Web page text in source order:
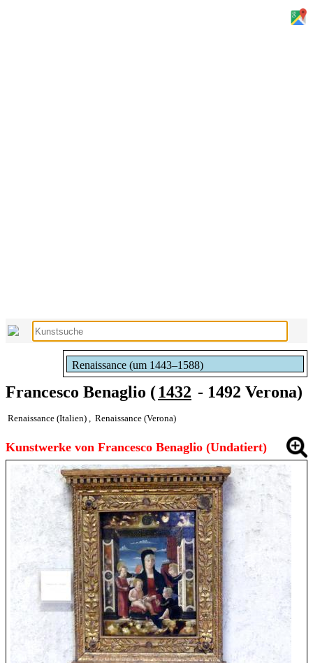
Renaissance (um 1443–1588)
Francesco Benaglio (1432 - 1492 Verona)
Renaissance (Italien) , Renaissance (Verona)
Kunstwerke von Francesco Benaglio (Undatiert)